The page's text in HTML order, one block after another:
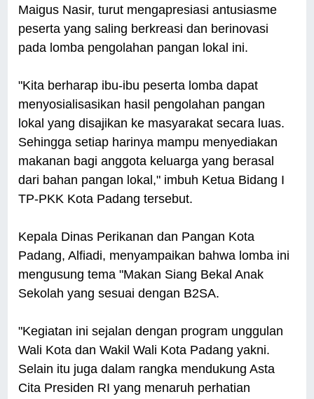
Maigus Nasir, turut mengapresiasi antusiasme
peserta yang saling berkreasi dan berinovasi
pada lomba pengolahan pangan lokal ini.
"Kita berharap ibu-ibu peserta lomba dapat
menyosialisasikan hasil pengolahan pangan
lokal yang disajikan ke masyarakat secara luas.
Sehingga setiap harinya mampu menyediakan
makanan bagi anggota keluarga yang berasal
dari bahan pangan lokal," imbuh Ketua Bidang I
TP-PKK Kota Padang tersebut.
Kepala Dinas Perikanan dan Pangan Kota
Padang, Alfiadi, menyampaikan bahwa lomba ini
mengusung tema "Makan Siang Bekal Anak
Sekolah yang sesuai dengan B2SA.
"Kegiatan ini sejalan dengan program unggulan
Wali Kota dan Wakil Wali Kota Padang yakni.
Selain itu juga dalam rangka mendukung Asta
Cita Presiden RI yang menaruh perhatian